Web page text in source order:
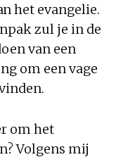
het evangelie.
zul je in de
van een
om een vage
om het
Volgens mij